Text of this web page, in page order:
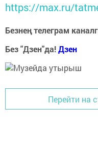
https://max.ru/
Безнең телеграм
Без "Дзен"да!Дзен
Перейти на